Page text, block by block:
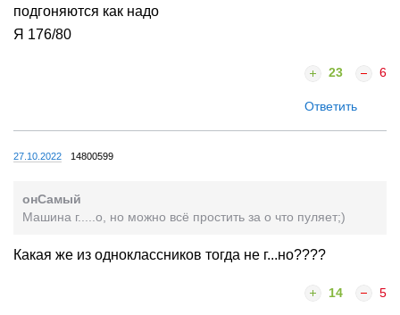
подгоняются как надо
Я 176/80
23 6
Ответить
27.10.2022 14800599
онСамый
Машина г.....о, но можно всё простить за о что пуляет;)
Какая же из одноклассников тогда не г...но????
14 5